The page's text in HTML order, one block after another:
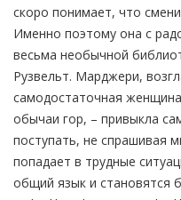
скоро понимает, что
Именно поэтому она с
весьма необычной
Рузвельт. Марджери,
самодостаточная
обычаи гор, – привыкла
поступать, не спрашивая
попадает в трудные
общий язык и становятся